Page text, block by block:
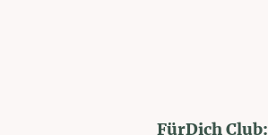
FürDich Club: